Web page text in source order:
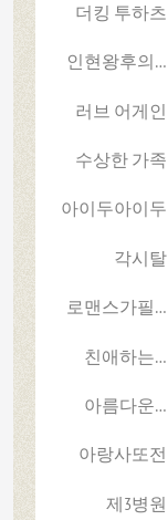
더킹 투하츠
인현왕후의…
러브 어게인
수상한 가족
아이두아이두
각시탈
로맨스가필…
친애하는…
아름다운…
아랑사또전
제3병원